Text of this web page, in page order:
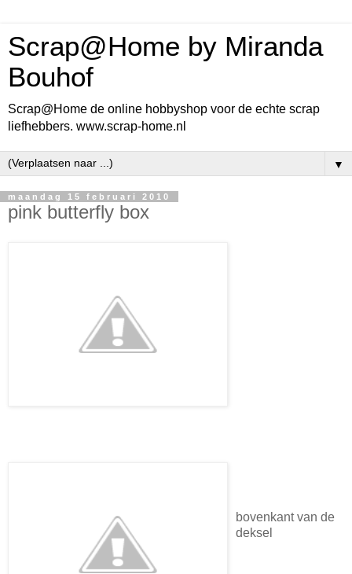
Scrap@Home by Miranda
Bouhof
Scrap@Home de online hobbyshop voor de echte scrap
liefhebbers. www.scrap-home.nl
▼
maandag 15 februari 2010
pink butterfly box
bovenkant van de
deksel